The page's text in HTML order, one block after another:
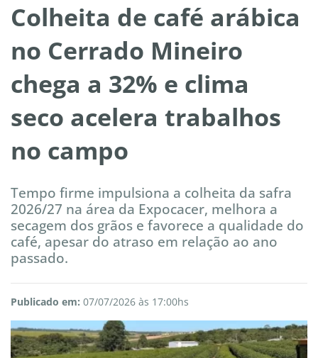
Colheita de café arábica
no Cerrado Mineiro
chega a 32% e clima
seco acelera trabalhos
no campo
Tempo firme impulsiona a colheita da safra
2026/27 na área da Expocacer, melhora a
secagem dos grãos e favorece a qualidade do
café, apesar do atraso em relação ao ano
passado.
Publicado em: 07/07/2026 às 17:00hs